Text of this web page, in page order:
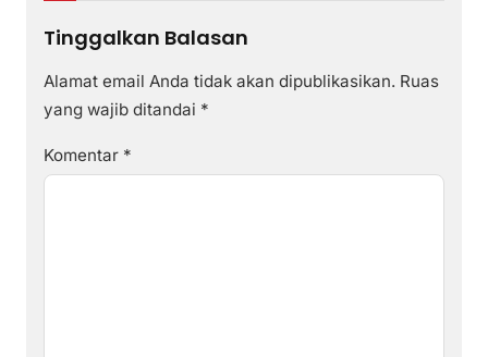
Tinggalkan Balasan
Alamat email Anda tidak akan dipublikasikan. Ruas
yang wajib ditandai *
Komentar *